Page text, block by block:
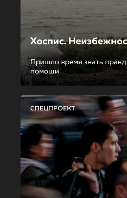
Хоспис.
Пришло время знать
помощи
СПЕЦПРОЕКТ